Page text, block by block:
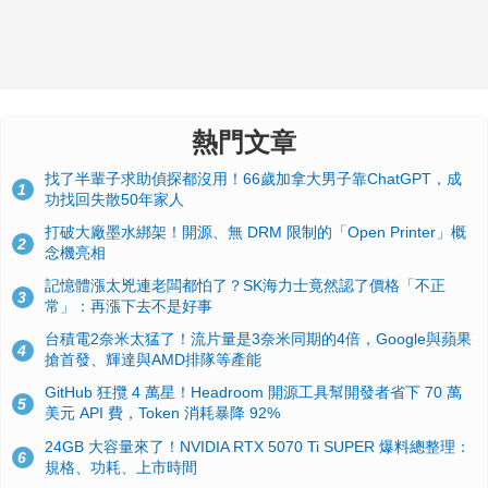
熱門文章
1
找了半輩子求助偵探都沒用！66歲加拿大男子靠ChatGPT，成
功找回失散50年家人
2
打破大廠墨水綁架！開源、無 DRM 限制的「Open Printer」概
念機亮相
3
記憶體漲太兇連老闆都怕了？SK海力士竟然認了價格「不正
常」：再漲下去不是好事
4
台積電2奈米太猛了！流片量是3奈米同期的4倍，Google與蘋果
搶首發、輝達與AMD排隊等產能
5
GitHub 狂攬 4 萬星！Headroom 開源工具幫開發者省下 70 萬
美元 API 費，Token 消耗暴降 92%
6
24GB 大容量來了！NVIDIA RTX 5070 Ti SUPER 爆料總整理：
規格、功耗、上市時間